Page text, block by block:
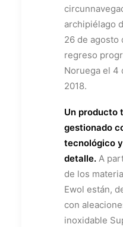
archipiélago
26 de agosto
regreso
Noruega el 4
2018.
Un producto
gestionado
tecnológico
detalle. A
de los
Ewol están,
con
inoxidable